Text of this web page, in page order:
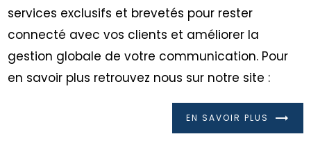
services exclusifs et brevetés pour rester
connecté avec vos clients et améliorer la
gestion globale de votre communication. Pour
en savoir plus retrouvez nous sur notre site :
EN SAVOIR PLUS